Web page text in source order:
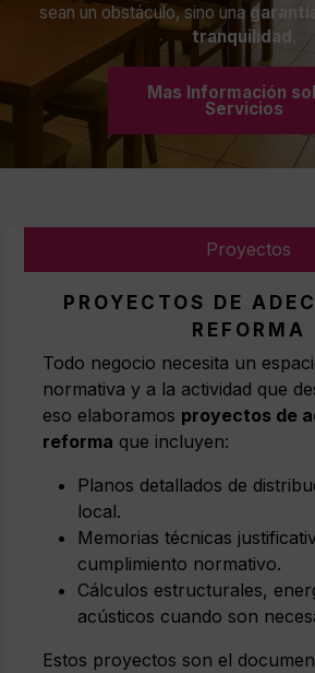
sean un obstáculo, sino una
tranquilidad.
Mas Información
Servicios
Proyectos
PROYECTOS DE
REFORMA
Todo negocio necesita un
normativa y a la actividad que
eso elaboramos proyectos de
reforma que incluyen:
Planos detallados de
local.
Memorias técnicas
cumplimiento normativo.
Cálculos estructurales,
acústicos cuando son
Estos proyectos son el